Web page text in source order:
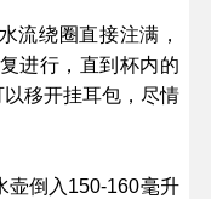
流绕圈直接注满，
进行，直到杯内的
移开挂耳包，尽情
壶倒入150-160毫升